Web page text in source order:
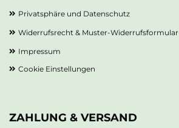
Privatsphäre und Datenschutz
Widerrufsrecht & Muster-Widerrufsformular
Impressum
Cookie Einstellungen
ZAHLUNG & VERSAND